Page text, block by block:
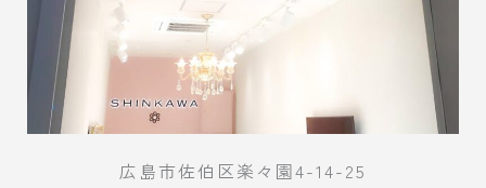
広島市佐伯区楽々園4-14-25